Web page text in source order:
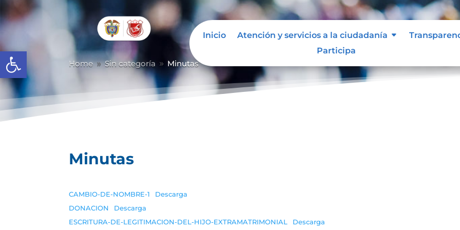
Abrir barra de herramientas
Inicio Atención y servicios a la ciudadanía
Participa
Home 9 Sin categoría 9 Minutas
Minutas
CAMBIO-DE-NOMBRE-1
Descarga
DONACION
Descarga
ESCRITURA-DE-LEGITIMACION-DEL-HIJO-EXTRAMATRIMONIAL
Descarga